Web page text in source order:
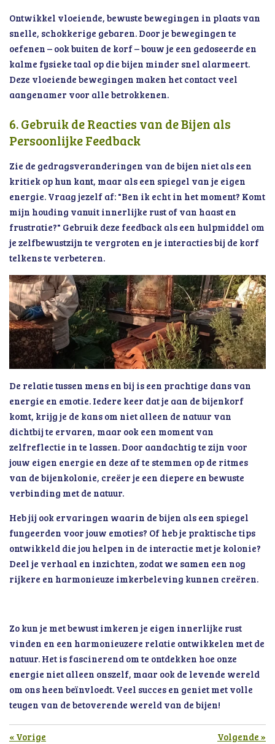
Ontwikkel vloeiende, bewuste bewegingen in plaats van
snelle, schokkerige gebaren. Door je bewegingen te
oefenen – ook buiten de korf – bouw je een gedoseerde en
kalme fysieke taal op die bijen minder snel alarmeert.
Deze vloeiende bewegingen maken het contact veel
aangenamer voor alle betrokkenen.
6. Gebruik de Reacties van de Bijen als
Persoonlijke Feedback
Zie de gedragsveranderingen van de bijen niet als een
kritiek op hun kant, maar als een spiegel van je eigen
energie. Vraag jezelf af: "Ben ik echt in het moment? Komt
mijn houding vanuit innerlijke rust of van haast en
frustratie?" Gebruik deze feedback als een hulpmiddel om
je zelfbewustzijn te vergroten en je interacties bij de korf
telkens te verbeteren.
De relatie tussen mens en bij is een prachtige dans van
energie en emotie. Iedere keer dat je aan de bijenkorf
komt, krijg je de kans om niet alleen de natuur van
dichtbij te ervaren, maar ook een moment van
zelfreflectie in te lassen. Door aandachtig te zijn voor
jouw eigen energie en deze af te stemmen op de ritmes
van de bijenkolonie, creëer je een diepere en bewuste
verbinding met de natuur.
Heb jij ook ervaringen waarin de bijen als een spiegel
fungeerden voor jouw emoties? Of heb je praktische tips
ontwikkeld die jou helpen in de interactie met je kolonie?
Deel je verhaal en inzichten, zodat we samen een nog
rijkere en harmonieuze imkerbeleving kunnen creëren.
Zo kun je met bewust imkeren je eigen innerlijke rust
vinden en een harmonieuzere relatie ontwikkelen met de
natuur. Het is fascinerend om te ontdekken hoe onze
energie niet alleen onszelf, maar ook de levende wereld
om ons heen beïnvloedt. Veel succes en geniet met volle
teugen van de betoverende wereld van de bijen!
« Vorige Volgende »